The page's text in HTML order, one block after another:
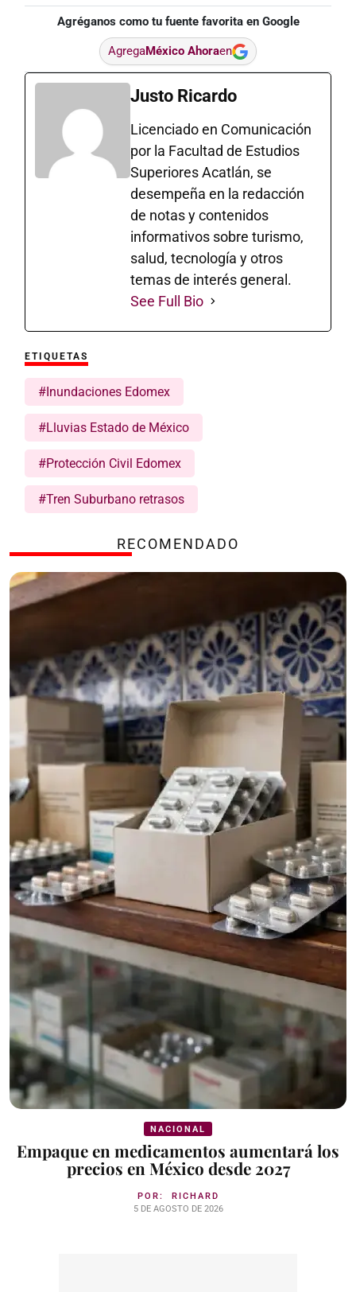
Agréganos como tu fuente favorita en Google
AgregaMéxico Ahoraen
Justo Ricardo
Licenciado en Comunicación
por la Facultad de Estudios
Superiores Acatlán, se
desempeña en la redacción
de notas y contenidos
informativos sobre turismo,
salud, tecnología y otros
temas de interés general.
See Full Bio
ETIQUETAS
#Inundaciones Edomex
#Lluvias Estado de México
#Protección Civil Edomex
#Tren Suburbano retrasos
RECOMENDADO
NACIONAL
Empaque en medicamentos aumentará los
precios en México desde 2027
POR: RICHARD
5 DE AGOSTO DE 2026